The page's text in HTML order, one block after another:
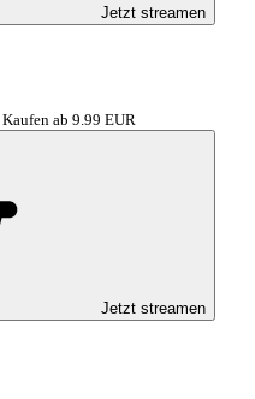
Jetzt streamen
Kaufen ab 9.99 EUR
Jetzt streamen